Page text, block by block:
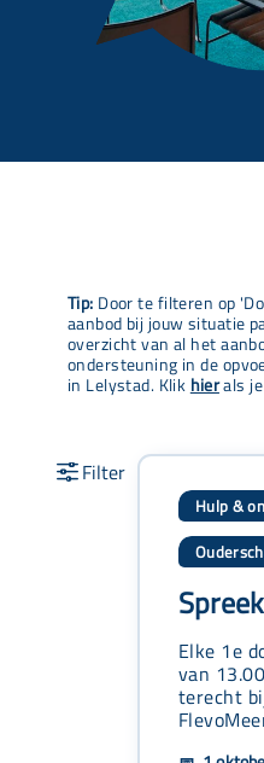
Tip: Door te filteren op
aanbod bij jouw situatie
overzicht van al het
ondersteuning in de
in Lelystad. Klik hierals
Hulp &
Elke 1e
van
terecht